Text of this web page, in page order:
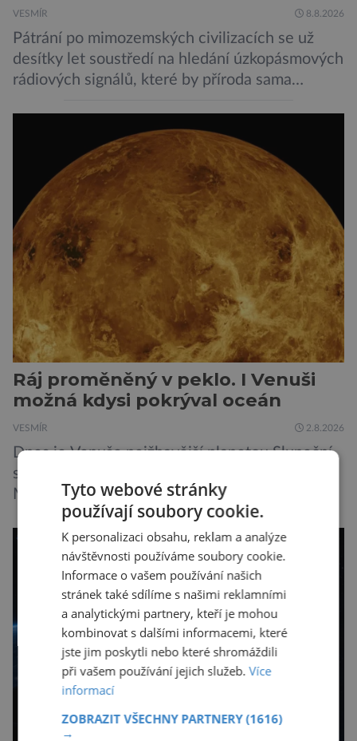
VESMÍR 8.8.2026
Pátrání po mimozemských civilizacích se už
desítky let soustředí na hledání úzkopásmových
rádiových signálů, které by příroda sama
svazující. Cestou vesmírem se totiž signál může
natolik změnit, že ho naše algoritmy vyhodnotí
jako obyčejný šum. A priori to samozřejmě
neznamená, […]
Ráj proměněný v peklo. I Venuši
možná kdysi pokrýval oceán
VESMÍR 2.8.2026
Dnes je Venuše nejžhavější planetou Sluneční
soustavy, je dokonce teplejší než k Slunci bližší
Merkur. Na jejím povrchu panují teploty kolem
464 °C, atmosféra je více než devadesátkrát
hustší než na Zemi a aby toho nebylo málo, z
oblaků se snáší kapky kyseliny sírové. Zkrátka,
není to prostředí, ve kterém by příčetný člověk
chtěl strávit […]
Tyto webové stránky
používají soubory cookie.
K personalizaci obsahu, reklam a analýze
návštěvnosti používáme soubory cookie.
Informace o vašem používání našich
stránek také sdílíme s našimi reklamními
a analytickými partnery, kteří je mohou
kombinovat s dalšími informacemi, které
jste jim poskytli nebo které shromáždili
při vašem používání jejich služeb.Více
informací
ZOBRAZIT VŠECHNY PARTNERY(1616)
→